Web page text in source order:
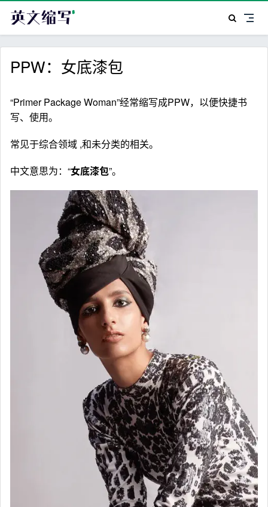
PPW：女底漆包
“Primer Package Woman”经常缩写成PPW，以便快捷书
写、使用。
常见于综合领域 ,和未分类的相关。
中文意思为：“女底漆包”。